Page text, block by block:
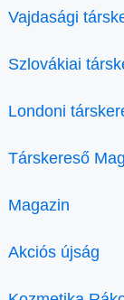
Vajdasági
Szlovákiai
Londoni
Társkereső
Magazin
Akciós újság